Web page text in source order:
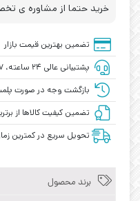
خرید حتما از مشاوره ی
تضمین بهترین قیمت بازار
پشتیبانی عالی ۲۴ ساعته، ۷ روز هفته
بازگشت وجه در صورت
تضمین کیفیت کالاها از
تحویل سریع در کمترین
برند محصول